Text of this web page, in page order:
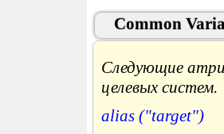
Common
Следующие
целевых систем.
alias ("target")